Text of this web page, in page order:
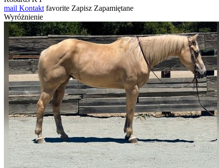
mail Kontakt favorite Zapisz Zapamiętane
Wyróżnienie